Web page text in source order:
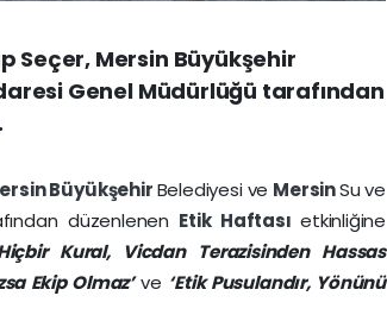
Seçer, Mersin Büyükşehir
Genel Müdürlüğü tarafından
BüyükşehirBelediyesi ve MersinSu ve
düzenlenen Etik Haftasıetkinliğine
Kural, Vicdan Terazisinden Hassas
Ekip Olmaz’ve ‘Etik Pusulandır, Yönünü